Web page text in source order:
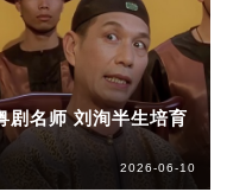
剧名师 刘洵半生培育
2026-06-10